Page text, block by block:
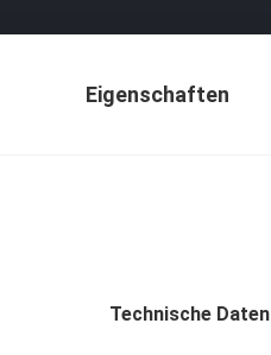
Eigenschaften
Technische Daten